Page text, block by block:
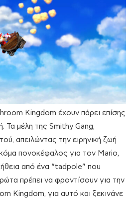
Kingdom έχουν πάρει επίσης
Τα μέλη της Smithy Gang,
απειλώντας την ειρηνική ζωή
πονοκέφαλος για τον Mario,
από ένα “tadpole” που
πρέπει να φροντίσουν για την
Kingdom, για αυτό και ξεκινάνε